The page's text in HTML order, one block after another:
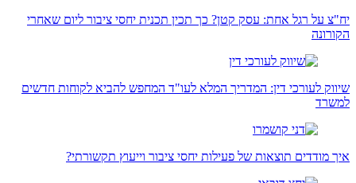
יח"צ על רגל אחת: עסק קטן? כך תכין תכנית יחסי ציבור ליום שאחרי
הקורונה
שיווק לעורכי דין: המדריך המלא לעו"ד המחפש להביא לקוחות חדשים
למשרד
איך מודדים תוצאות של פעילות יחסי ציבור וייעוץ תקשורתי?